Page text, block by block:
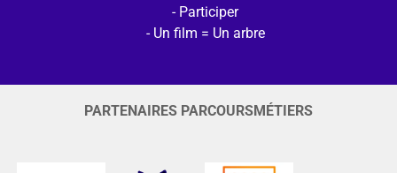
Participer
Un film = Un arbre
PARTENAIRES PARCOURSMÉTIERS